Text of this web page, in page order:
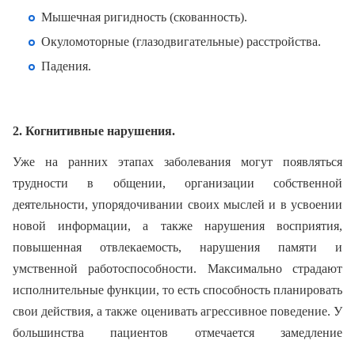
Мышечная ригидность (скованность).
Окуломоторные (глазодвигательные) расстройства.
Падения.
2. Когнитивные нарушения.
Уже на ранних этапах заболевания могут появляться
трудности в общении, организации собственной
деятельности, упорядочивании своих мыслей и в усвоении
новой информации, а также нарушения восприятия,
повышенная отвлекаемость, нарушения памяти и
умственной работоспособности. Максимально страдают
исполнительные функции, то есть способность планировать
свои действия, а также оценивать агрессивное поведение. У
большинства пациентов отмечается замедление